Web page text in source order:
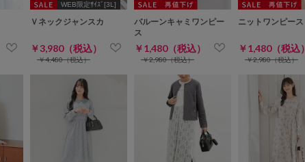
WEB限定ｻｲｽﾞ[3L]
Ｖネックジャンスカ
￥3,980（税込）
￥4,480（税込）
バルーンキャミワンピー
ス
￥1,480（税込）
￥2,980（税込）
ニットワンピース
￥1,480（税込）
￥2,980（税込）